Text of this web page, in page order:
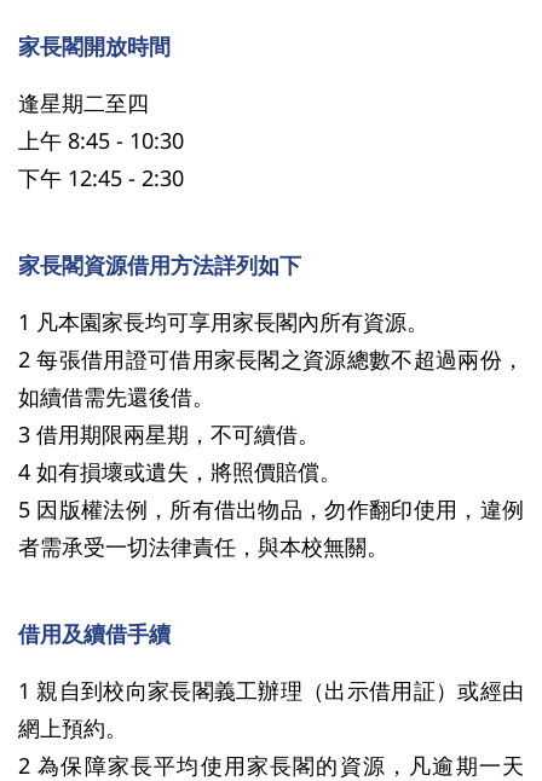
家長閣開放時間
逢星期二至四
上午 8:45 - 10:30
下午 12:45 - 2:30
家長閣資源借用方法詳列如下
1 凡本園家長均可享用家長閣內所有資源。
2 每張借用證可借用家長閣之資源總數不超過兩份，
如續借需先還後借。
3 借用期限兩星期，不可續借。
4 如有損壞或遺失，將照價賠償。
5 因版權法例，所有借出物品，勿作翻印使用，違例
者需承受一切法律責任，與本校無關。
借用及續借手續
1 親自到校向家長閣義工辦理（出示借用証）或經由
網上預約。
2 為保障家長平均使用家長閣的資源，凡逾期一天